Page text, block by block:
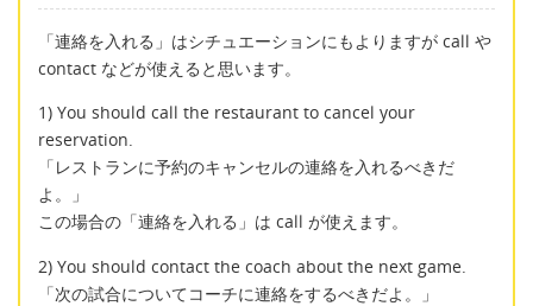
「連絡を入れる」はシチュエーションにもよりますが call や
contact などが使えると思います。
1) You should call the restaurant to cancel your
reservation.
「レストランに予約のキャンセルの連絡を入れるべきだ
よ。」
この場合の「連絡を入れる」は call が使えます。
2) You should contact the coach about the next game.
「次の試合についてコーチに連絡をするべきだよ。」